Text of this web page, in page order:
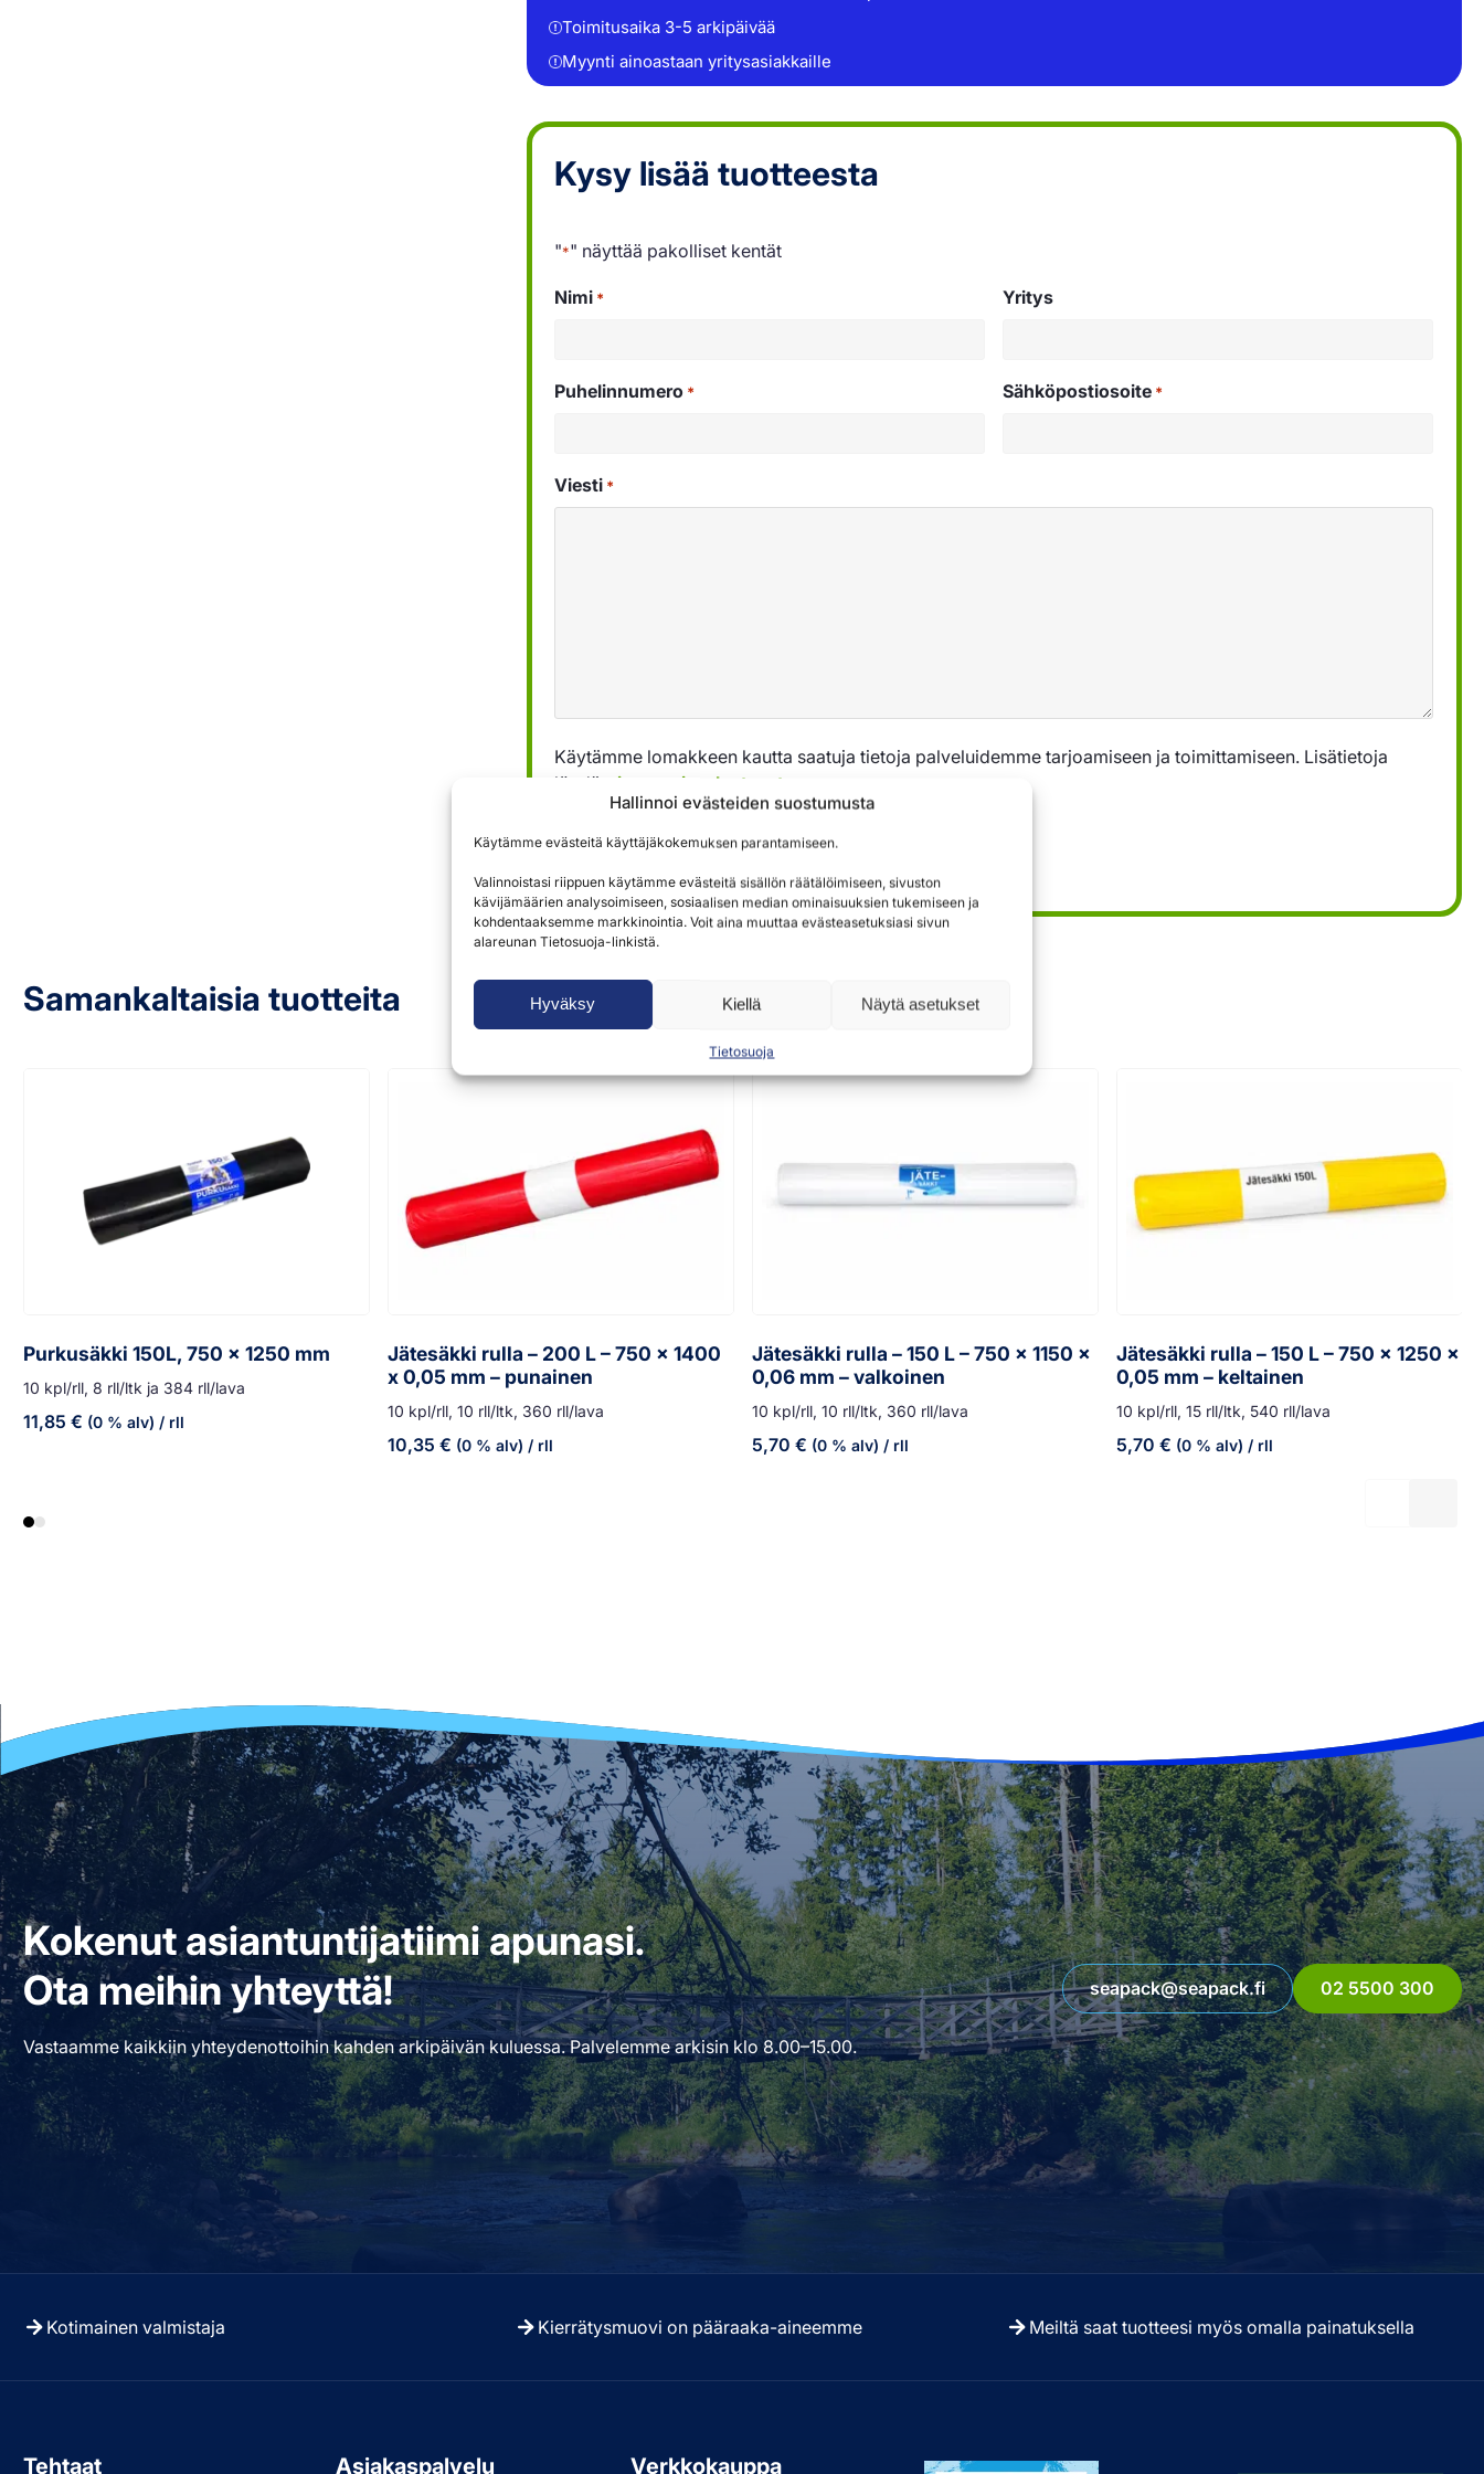
Hallinnoi evästeiden suostumusta
Käytämme evästeitä käyttäjäkokemuksen parantamiseen.
Valinnoistasi riippuen käytämme evästeitä sisällön räätälöimiseen, sivuston
kävijämäärien analysoimiseen, sosiaalisen median ominaisuuksien tukemiseen ja
kohdentaaksemme markkinointia. Voit aina muuttaa evästeasetuksiasi sivun
alareunan Tietosuoja-linkistä.
Hyväksy Kiellä Näytä asetukset
Tietosuoja
Toimitusaika 3-5 arkipäivää
Myynti ainoastaan yritysasiakkaille
Kysy lisää tuotteesta
"*" näyttää pakolliset kentät
Nimi * Yritys
Puhelinnumero * Sähköpostiosoite *
Viesti *
Käytämme lomakkeen kautta saatuja tietoja palveluidemme tarjoamiseen ja toimittamiseen. Lisätietoja
löydät
tietosuojaselosteestamme »
Samankaltaisia tuotteita
Purkusäkki 150L, 750 x 1250 mm
10 kpl/rll, 8 rll/ltk ja 384 rll/lava
11,85 € (0 % alv) / rll
Jätesäkki rulla – 200 L – 750 x 1400
x 0,05 mm – punainen
10 kpl/rll, 10 rll/ltk, 360 rll/lava
10,35 € (0 % alv) / rll
Jätesäkki rulla – 150 L – 750 x 1150 x
0,06 mm – valkoinen
10 kpl/rll, 10 rll/ltk, 360 rll/lava
5,70 € (0 % alv) / rll
Jätesäkki rulla – 150 L – 750 x 1250 x
0,05 mm – keltainen
10 kpl/rll, 15 rll/ltk, 540 rll/lava
5,70 € (0 % alv) / rll
Kokenut asiantuntijatiimi apunasi.
Ota meihin yhteyttä!
Vastaamme kaikkiin yhteydenottoihin kahden arkipäivän kuluessa. Palvelemme arkisin klo 8.00–15.00.
seapack@seapack.fi 02 5500 300
Kotimainen valmistaja Kierrätysmuovi on pääraaka-aineemme Meiltä saat tuotteesi myös omalla painatuksella
Tehtaat Asiakaspalvelu Verkkokauppa